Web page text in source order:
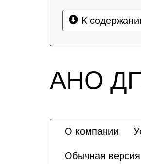
К
АНО
О компании
Обычная версия